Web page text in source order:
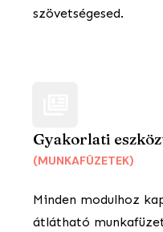
szövetségesed.
Gyakorlati
(MUNKAFÜZETEK)
Minden modulhoz
átlátható